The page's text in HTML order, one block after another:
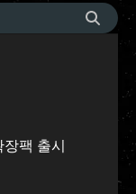
장팩 출시